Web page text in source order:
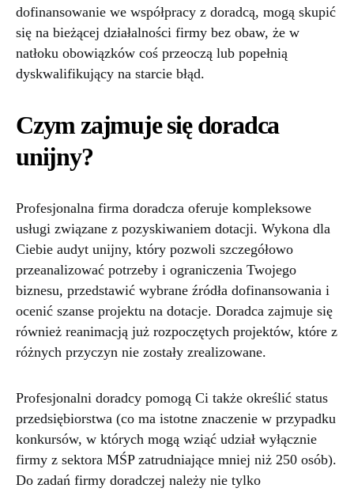
dofinansowanie we współpracy z doradcą, mogą skupić
się na bieżącej działalności firmy bez obaw, że w
natłoku obowiązków coś przeoczą lub popełnią
dyskwalifikujący na starcie błąd.
Czym zajmuje się doradca
unijny?
Profesjonalna firma doradcza oferuje kompleksowe
usługi związane z pozyskiwaniem dotacji. Wykona dla
Ciebie audyt unijny, który pozwoli szczegółowo
przeanalizować potrzeby i ograniczenia Twojego
biznesu, przedstawić wybrane źródła dofinansowania i
ocenić szanse projektu na dotacje. Doradca zajmuje się
również reanimacją już rozpoczętych projektów, które z
różnych przyczyn nie zostały zrealizowane.
Profesjonalni doradcy pomogą Ci także określić status
przedsiębiorstwa (co ma istotne znaczenie w przypadku
konkursów, w których mogą wziąć udział wyłącznie
firmy z sektora MŚP zatrudniające mniej niż 250 osób).
Do zadań firmy doradczej należy nie tylko